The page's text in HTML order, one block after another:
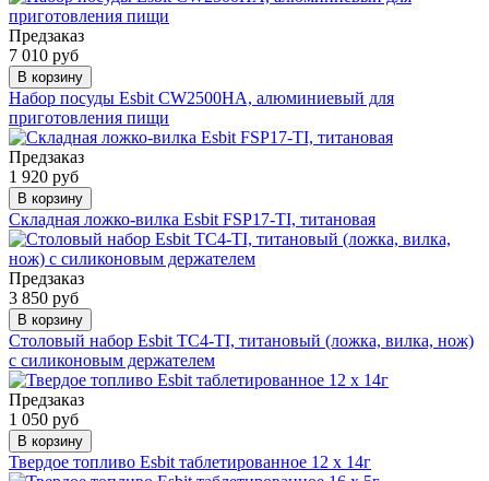
Предзаказ
7 010 руб
В корзину
Набор посуды Esbit CW2500HA, алюминиевый для
приготовления пищи
Предзаказ
1 920 руб
В корзину
Складная ложко-вилка Esbit FSP17-TI, титановая
Предзаказ
3 850 руб
В корзину
Столовый набор Esbit TC4-TI, титановый (ложка, вилка, нож)
с силиконовым держателем
Предзаказ
1 050 руб
В корзину
Твердое топливо Esbit таблетированное 12 x 14г